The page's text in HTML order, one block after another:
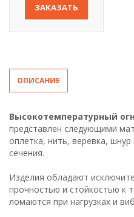
ЗАКАЗАТЬ
ОПИСАНИЕ
Высокотемпературный
представлен следующими
оплетка, нить, веревка, шнур
сечения.
Изделия обладают
прочностью и стойкостью к
ломаются при нагрузках и